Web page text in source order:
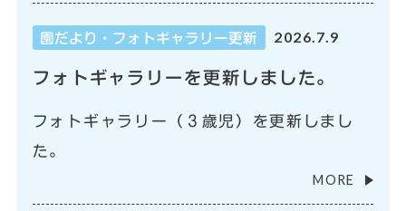
園だより・フォトギャラリー更新 2026.7.9
フォトギャラリーを更新しました。
フォトギャラリー（３歳児）を更新しまし
た。
MORE